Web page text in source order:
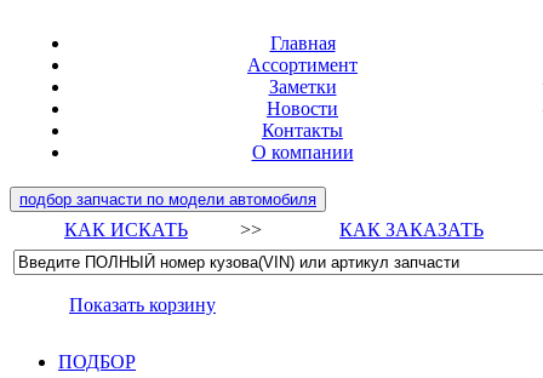
Главная
Ассортимент
Заметки
Новости
Контакты
О компании
подбор запчасти по модели автомобиля
КАК ИСКАТЬ >> КАК ЗАКАЗАТЬ
Показать корзину
ПОДБОР